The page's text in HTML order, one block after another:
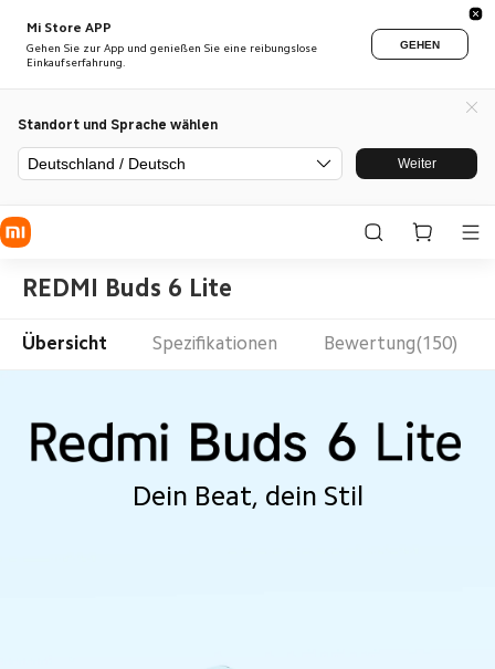
Mi Store APP
Gehen Sie zur App und genießen Sie eine reibungslose
Einkaufserfahrung.
GEHEN
Standort und Sprache wählen
Deutschland / Deutsch Weiter
REDMI Buds 6 Lite
Übersicht Spezifikationen Bewertung(150)
Dein Beat, dein Stil